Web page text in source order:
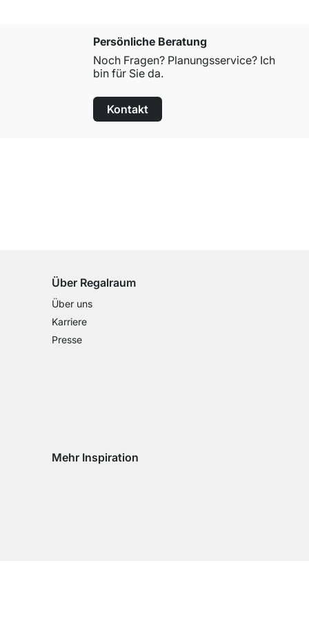
Persönliche Beratung
Noch Fragen? Planungsservice? Ich
bin für Sie da.
Kontakt
Über Regalraum
Über uns
Karriere
Presse
Mehr Inspiration